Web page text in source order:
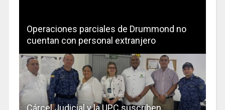
Operaciones parciales de Drummond no
cuentan con personal extranjero
Cárcel Judicial y la UPC suscriben